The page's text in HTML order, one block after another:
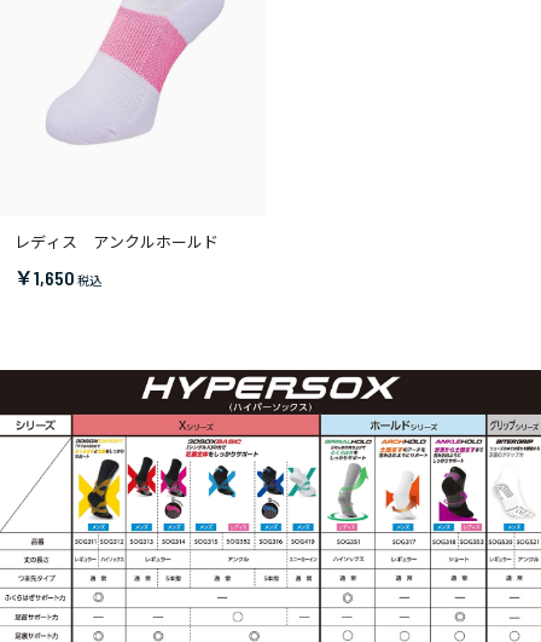
レディス アンクルホールド
￥1,650